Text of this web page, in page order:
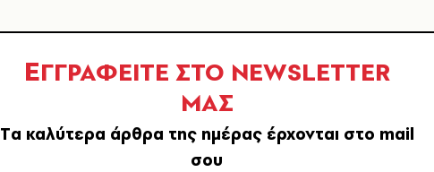
ΕΓΓΡΑΦΕΙΤΕ ΣΤΟ NEWSLETTER
ΜΑΣ
Tα καλύτερα άρθρα της ημέρας έρχονται στο mail
σου